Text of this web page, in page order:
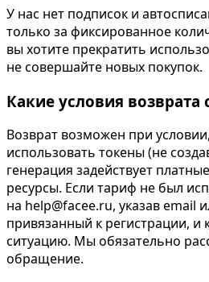
У нас нет подписок и
только за фиксированное
вы хотите прекратить
не совершайте новых покупок.
Какие условия возврата
Возврат возможен при
использовать токены (не
генерация задействует
ресурсы. Если тариф не был
на help@facee.ru, указав email
привязанный к регистрации, и
ситуацию. Мы обязательно
обращение.